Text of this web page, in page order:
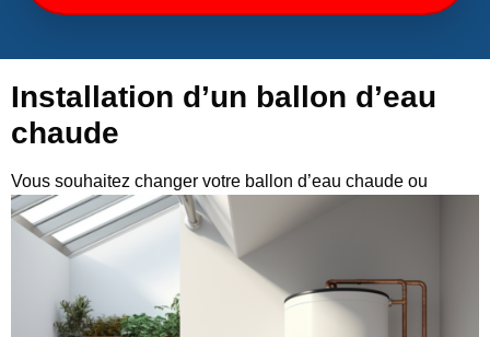
Installation d’un ballon d’eau
chaude
Vous souhaitez changer votre ballon d’eau chaude ou